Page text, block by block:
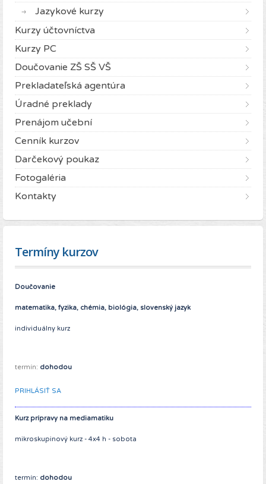
Jazykové kurzy
Kurzy účtovníctva
Kurzy PC
Doučovanie ZŠ SŠ VŠ
Prekladateľská agentúra
Úradné preklady
Prenájom učební
Cenník kurzov
Darčekový poukaz
Fotogaléria
Kontakty
Termíny kurzov
Doučovanie
matematika, fyzika, chémia, biológia, slovenský jazyk
individuálny kurz
termín: dohodou
PRIHLÁSIŤ SA
Kurz prípravy na mediamatiku
mikroskupinový kurz - 4x4 h - sobota
termín: dohodou